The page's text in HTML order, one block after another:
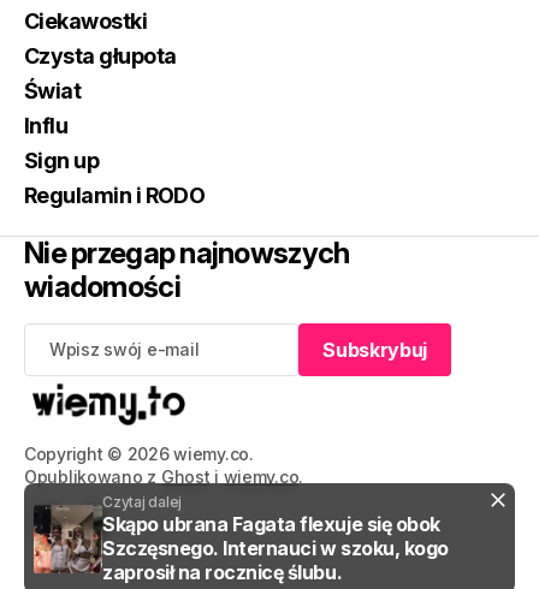
Czytaj dalej
Skąpo ubrana Fagata flexuje się obok
Szczęsnego. Internauci w szoku, kogo
zaprosił na rocznicę ślubu.
Copyright © 2026 wiemy.co.
Opublikowano z Ghost i wiemy.co.
Ciekawostki
Czysta głupota
Świat
Influ
Sign up
Regulamin i RODO
Nie przegap najnowszych
wiadomości
Subskrybuj
Subskrybuj